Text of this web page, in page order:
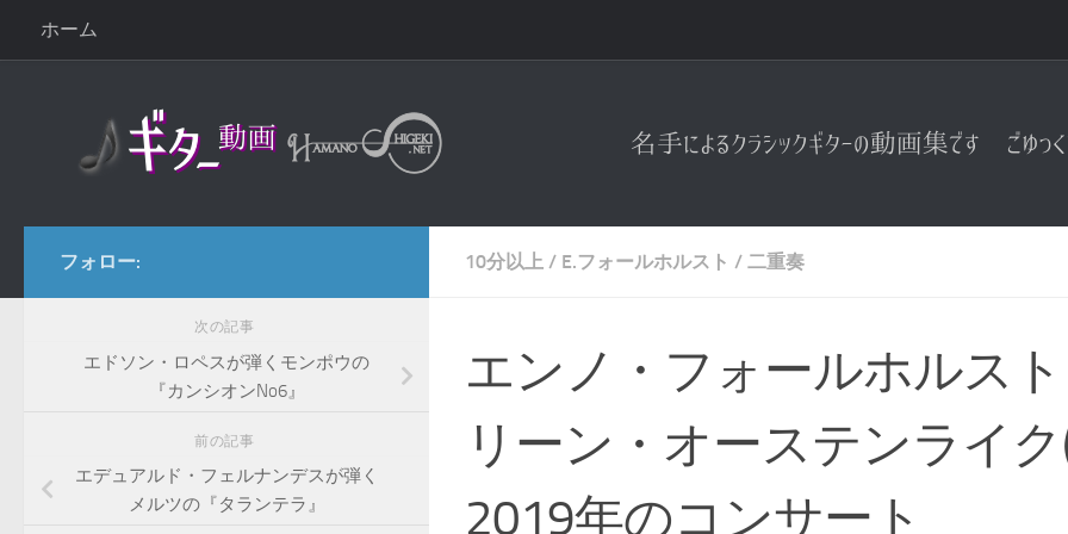
コンテンツへスキップ
ホーム
10分以上 / E.フォールホルスト / 二重奏
エンノ・フォールホルス
リーン・オーステンライ
2019年のコンサート
フォロー:
次の記事
エドソン・ロペスが弾くモンポウの
『カンシオンNo6』
前の記事
エデュアルド・フェルナンデスが弾く
メルツの『タランテラ』